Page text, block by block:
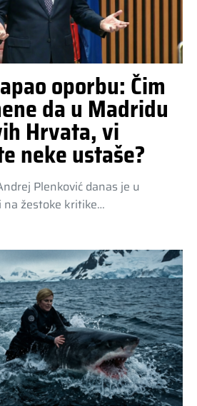
oporbu: Čim
da u Madridu
Hrvata, vi
neke ustaše?
Plenković danas je u
na žestoke kritike…